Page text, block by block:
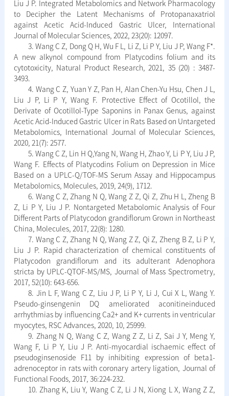
Liu J P. Integrated Metabolomics and Network Pharmacology
to Decipher the Latent Mechanisms of Protopanaxatriol
against Acetic Acid-Induced Gastric Ulcer, International
Journal of Molecular Sciences, 2022, 23(20): 12097.
3. Wang C Z, Dong Q H, Wu F L, Li Z, Li P Y, Liu J P, Wang F*.
A new alkynol compound from Platycodins folium and its
cytotoxicity, Natural Product Research, 2021, 35 (20) : 3487-
3493.
4. Wang C Z, Yuan Y Z, Pan H, Alan Chen-Yu Hsu, Chen J L,
Liu J P, Li P Y, Wang F. Protective Effect of Ocotillol, the
Derivate of Ocotillol-Type Saponins in Panax Genus, against
Acetic Acid-Induced Gastric Ulcer in Rats Based on Untargeted
Metabolomics, International Journal of Molecular Sciences,
2020, 21(7): 2577.
5. Wang C Z, Lin H Q,Yang N, Wang H, Zhao Y, Li P Y, Liu J P,
Wang F. Effects of Platycodins Folium on Depression in Mice
Based on a UPLC-Q/TOF-MS Serum Assay and Hippocampus
Metabolomics, Molecules, 2019, 24(9), 1712.
6. Wang C Z, Zhang N Q, Wang Z Z, Qi Z, Zhu H L, Zheng B
Z, Li P Y, Liu J P. Nontargeted Metabolomic Analysis of Four
Different Parts of Platycodon grandiflorum Grown in Northeast
China, Molecules, 2017, 22(8): 1280.
7. Wang C Z, Zhang N Q, Wang Z Z, Qi Z, Zheng B Z, Li P Y,
Liu J P. Rapid characterization of chemical constituents of
Platycodon grandiflorum and its adulterant Adenophora
stricta by UPLC-QTOF-MS/MS, Journal of Mass Spectrometry,
2017, 52(10): 643-656.
8. Jin L F, Wang C Z, Liu J P, Li P Y, Li J, Cui X L, Wang Y.
Pseudo-ginsengenin DQ ameliorated aconitineinduced
arrhythmias by influencing Ca2+ and K+ currents in ventricular
myocytes, RSC Advances, 2020, 10, 25999.
9. Zhang N Q, Wang C Z, Wang Z Z, Li Z, Sai J Y, Meng Y,
Wang F, Li P Y, Liu J P. Anti-myocardial ischaemic effect of
pseudoginsenoside F11 by inhibiting expression of beta1-
adrenoceptor in rats with coronary artery ligation, Journal of
Functional Foods, 2017, 36:224-232.
10. Zhang K, Liu Y, Wang C Z, Li J N, Xiong L X, Wang Z Z,